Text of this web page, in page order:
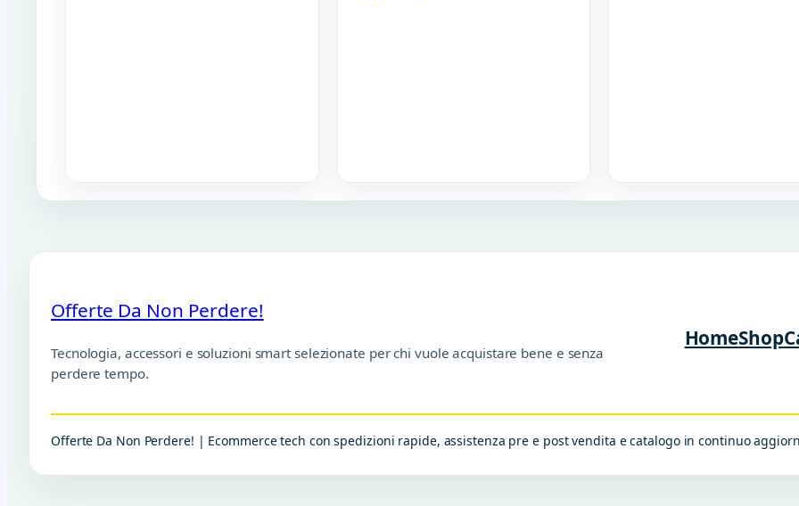
Offerte Da Non Perdere!
Tecnologia, accessori e soluzioni smart selezionate per chi vuole acquistare bene e senza
perdere tempo.
HomeShop
Offerte Da Non Perdere! | Ecommerce tech con spedizioni rapide, assistenza pre e post vendita e catalogo in continuo